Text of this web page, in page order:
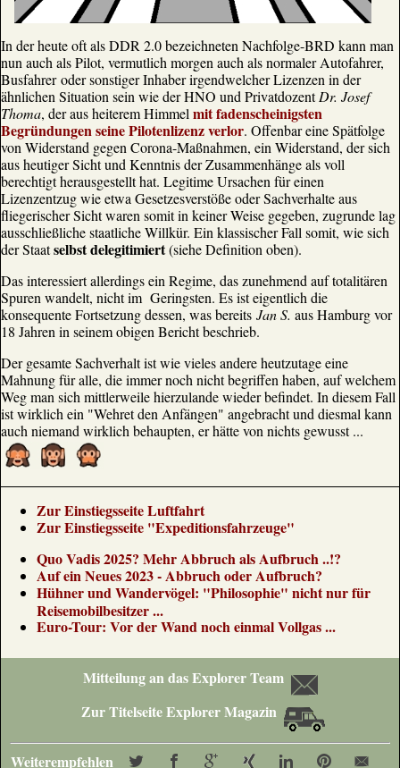
In der heute oft als DDR 2.0 bezeichneten Nachfolge-BRD kann man
nun auch als Pilot, vermutlich morgen auch als normaler Autofahrer,
Busfahrer oder sonstiger Inhaber irgendwelcher Lizenzen in der
ähnlichen Situation sein wie der HNO und PrivatdozentDr. Josef
Thoma, der aus heiterem Himmelmit fadenscheinigsten
Begründungen seine Pilotenlizenz verlor. Offenbar eine Spätfolge
von Widerstand gegen Corona-Maßnahmen, ein Widerstand, der sich
aus heutiger Sicht und Kenntnis der Zusammenhänge als voll
berechtigt herausgestellt hat. Legitime Ursachen für einen
Lizenzentzug wie etwa Gesetzesverstöße oder Sachverhalte aus
fliegerischer Sicht waren somit in keiner Weise gegeben, zugrunde lag
ausschließliche staatliche Willkür. Ein klassischer Fall somit, wie sich
der Staatselbst delegitimiert(siehe Definition oben).
Das interessiert allerdings ein Regime, das zunehmend auf totalitären
Spuren wandelt, nicht im Geringsten. Es ist eigentlich die
konsequente Fortsetzung dessen, was bereits Jan S. aus Hamburg vor
18 Jahren in seinem obigen Bericht beschrieb.
Der gesamte Sachverhalt ist wie vieles andere heutzutage eine
Mahnung für alle, die immer noch nicht begriffen haben, auf welchem
Weg man sich mittlerweile hierzulande wieder befindet. In diesem Fall
ist wirklich ein "Wehret den Anfängen" angebracht und diesmal kann
auch niemand wirklich behaupten, er hätte von nichts gewusst ...
Zur Einstiegsseite Luftfahrt
Zur Einstiegsseite "Expeditionsfahrzeuge"
Quo Vadis 2025? Mehr Abbruch als Aufbruch ..!?
Auf ein Neues 2023 - Abbruch oder Aufbruch?
Hühner und Wandervögel: "Philosophie" nicht nur für
Reisemobilbesitzer ...
Euro-Tour: Vor der Wand noch einmal Vollgas ...
Mitteilung an das Explorer Team
Zur Titelseite Explorer Magazin
Weiterempfehlen